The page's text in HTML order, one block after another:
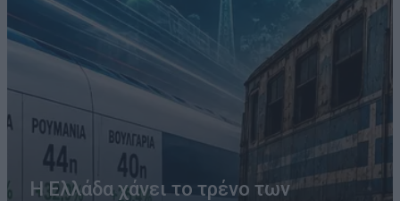
Η Ελλάδα χάνει το τρένο των